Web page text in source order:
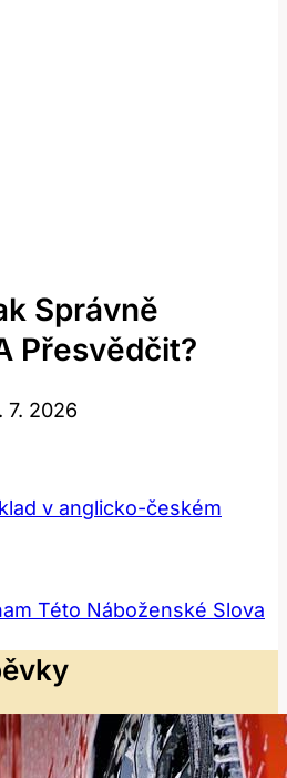
Správně
Přesvědčit?
7. 2026
v anglicko-českém
Této Náboženské Slova